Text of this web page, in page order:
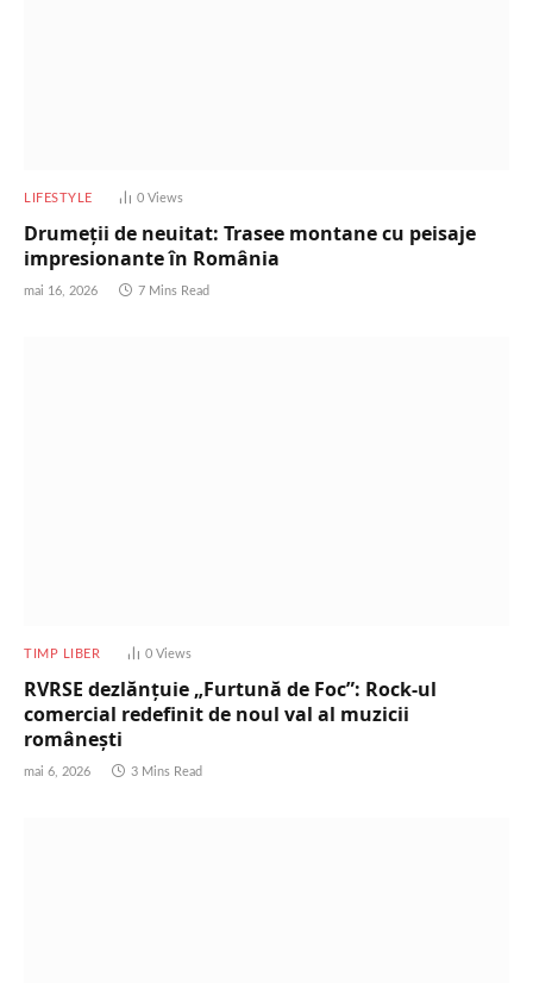
LIFESTYLE 0 Views
Drumeții de neuitat: Trasee montane cu peisaje
impresionante în România
mai 16, 2026 7 Mins Read
TIMP LIBER 0 Views
RVRSE dezlănțuie „Furtună de Foc”: Rock-ul
comercial redefinit de noul val al muzicii
românești
mai 6, 2026 3 Mins Read